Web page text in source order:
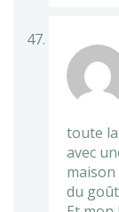
toute
avec
maison
du goût